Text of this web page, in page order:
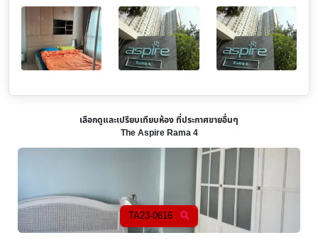
เลือกดูและเปรียบเทียบห้อง ที่ประกาศขายอื่นๆ
The Aspire Rama 4
TA23-0571